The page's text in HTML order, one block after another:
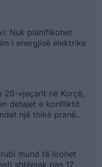
Nuk planifikohet
i energjisë elektrike
20-vjeçarit në Korçë,
detajet e konfliktit
një thikë pranë
mund të lirohet
shtëpiak pas 17